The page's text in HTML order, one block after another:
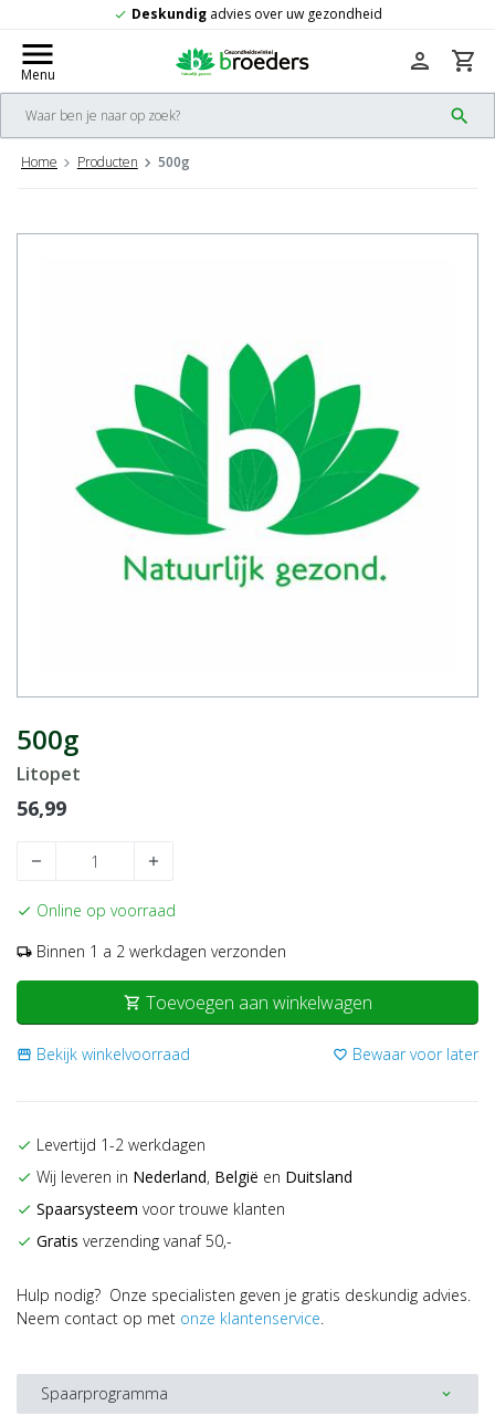
check Deskundigadvies over uw gezondheid
menu
Menu
search
person shopping_cart
Home Producten 500g
500g
Litopet
56,99
remove add
check Online op voorraad
local_shipping Binnen 1 a 2 werkdagen verzonden
shopping_cart Toevoegen aan winkelwagen
storefront Bekijk winkelvoorraad favorite_border Bewaar voor later
check Levertijd 1-2 werkdagen
check Wij leveren in Nederland, België en Duitsland
check Spaarsysteem voor trouwe klanten
check Gratis verzending vanaf 50,-
Hulp nodig? Onze specialisten geven je gratis deskundig advies.
Neem contact op met onze klantenservice.
Spaarprogramma expand_more